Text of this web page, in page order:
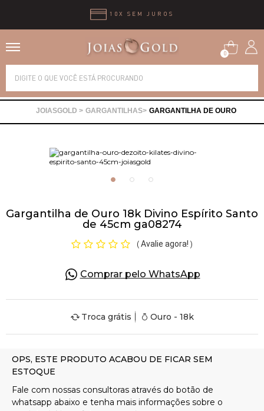
10X SEM JUROS
0
GARGANTILHAS GARGANTILHA DE OURO
Gargantilha de Ouro 18k Divino Espírito Santo
de 45cm ga08274
( Avalie agora! )
Comprar pelo WhatsApp
Troca grátis Ouro - 18k
Alianças
Brincos
Pulseiras
Piercing
Pedras Preciosas
Presente